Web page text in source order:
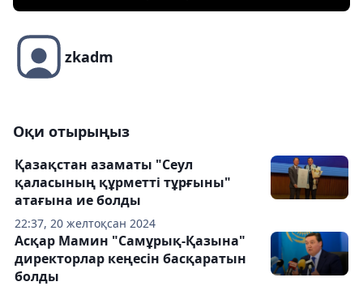
zkadm
Оқи отырыңыз
22:37, 20 желтоқсан 2024
Қазақстан азаматы "Сеул
қаласының құрметті тұрғыны"
атағына ие болды
Асқар Мамин "Самұрық-Қазына"
директорлар кеңесін басқаратын
болды